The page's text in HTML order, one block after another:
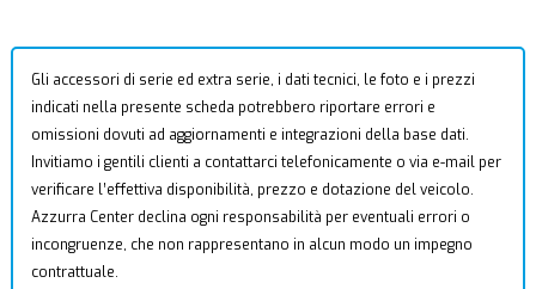
Gli accessori di serie ed extra serie, i dati tecnici, le foto e i prezzi
indicati nella presente scheda potrebbero riportare errori e
omissioni dovuti ad aggiornamenti e integrazioni della base dati.
Invitiamo i gentili clienti a contattarci telefonicamente o via e-mail per
verificare l’effettiva disponibilità, prezzo e dotazione del veicolo.
Azzurra Center declina ogni responsabilità per eventuali errori o
incongruenze, che non rappresentano in alcun modo un impegno
contrattuale.